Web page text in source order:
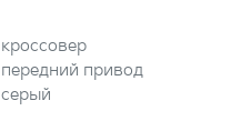
кроссовер
передний привод
серый